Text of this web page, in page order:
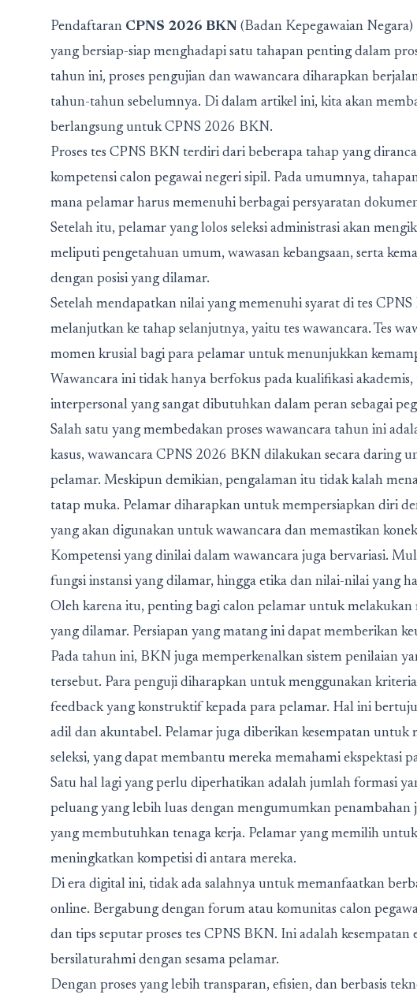
Pendaftaran CPNS 2026 BKN (Badan Kepegawaian
yang bersiap-siap menghadapi satu tahapan penting dalam
tahun ini, proses pengujian dan wawancara diharapkan
tahun-tahun sebelumnya. Di dalam artikel ini, kita akan
berlangsung untuk CPNS 2026 BKN.
Proses tes CPNS BKN terdiri dari beberapa tahap yang
kompetensi calon pegawai negeri sipil. Pada umumnya,
mana pelamar harus memenuhi berbagai persyaratan
Setelah itu, pelamar yang lolos seleksi administrasi akan
meliputi pengetahuan umum, wawasan kebangsaan, serta
dengan posisi yang dilamar.
Setelah mendapatkan nilai yang memenuhi syarat di tes
melanjutkan ke tahap selanjutnya, yaitu tes wawancara. Tes
momen krusial bagi para pelamar untuk menunjukkan
Wawancara ini tidak hanya berfokus pada kualifikasi
interpersonal yang sangat dibutuhkan dalam peran sebagai
Salah satu yang membedakan proses wawancara tahun ini
kasus, wawancara CPNS 2026 BKN dilakukan secara daring
pelamar. Meskipun demikian, pengalaman itu tidak kalah
tatap muka. Pelamar diharapkan untuk mempersiapkan diri
yang akan digunakan untuk wawancara dan memastikan
Kompetensi yang dinilai dalam wawancara juga bervariasi.
fungsi instansi yang dilamar, hingga etika dan nilai-nilai yang
Oleh karena itu, penting bagi calon pelamar untuk melakukan
yang dilamar. Persiapan yang matang ini dapat memberikan
Pada tahun ini, BKN juga memperkenalkan sistem penilaian
tersebut. Para penguji diharapkan untuk menggunakan
feedback yang konstruktif kepada para pelamar. Hal ini
adil dan akuntabel. Pelamar juga diberikan kesempatan untuk
seleksi, yang dapat membantu mereka memahami ekspektasi
Satu hal lagi yang perlu diperhatikan adalah jumlah formasi
peluang yang lebih luas dengan mengumumkan
yang membutuhkan tenaga kerja. Pelamar yang memilih
meningkatkan kompetisi di antara mereka.
Di era digital ini, tidak ada salahnya untuk memanfaatkan
online. Bergabung dengan forum atau komunitas calon
dan tips seputar proses tes CPNS BKN. Ini adalah
bersilaturahmi dengan sesama pelamar.
Dengan proses yang lebih transparan, efisien, dan berbasis